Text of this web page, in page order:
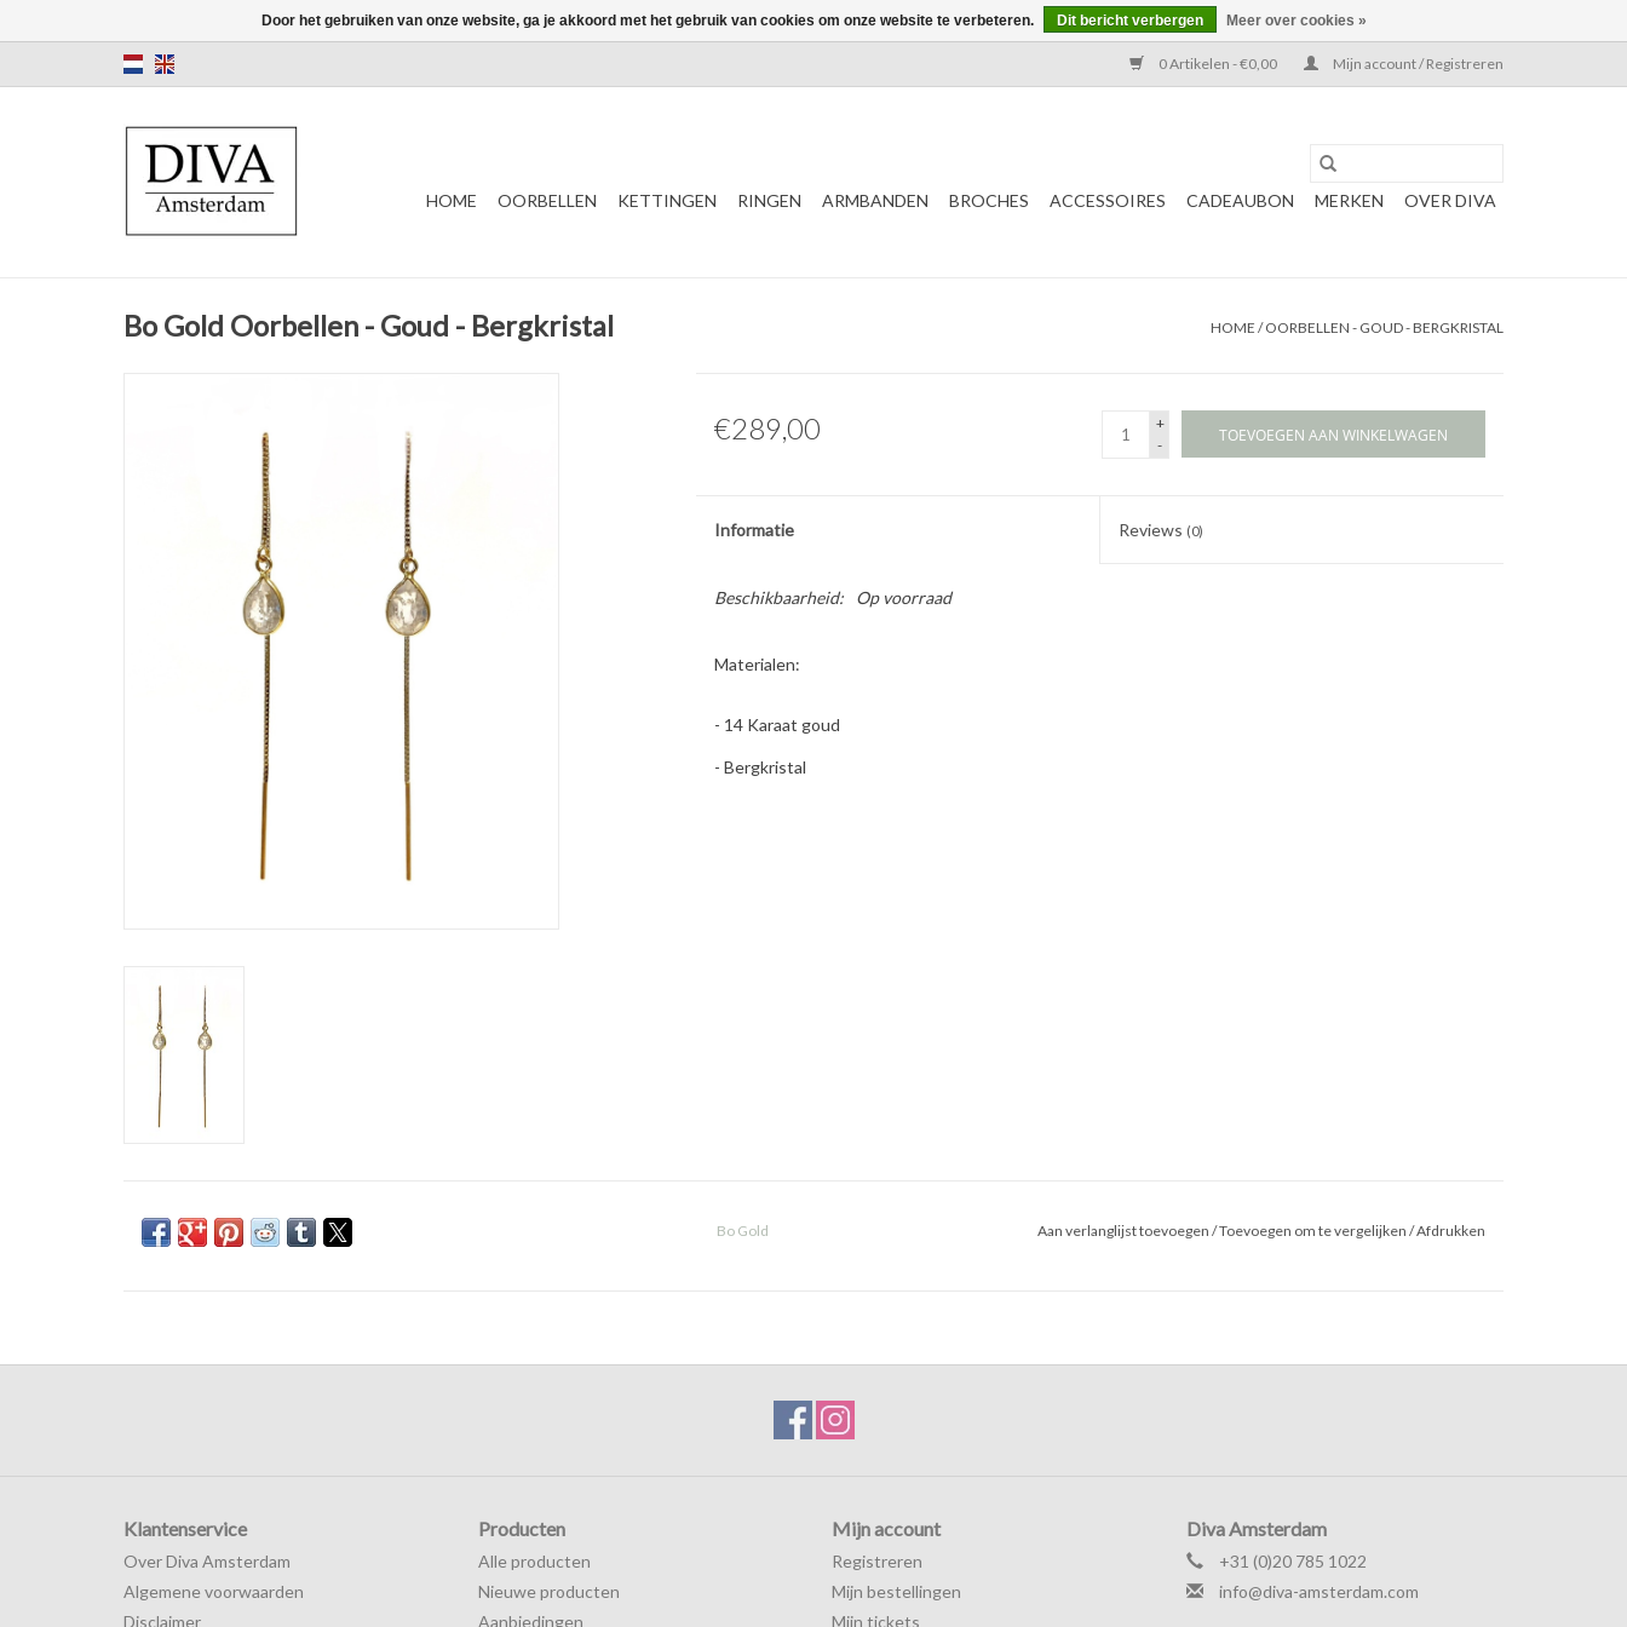
0 Artikelen - €0,00 Mijn account / Registreren
HOME OORBELLEN KETTINGEN RINGEN ARMBANDEN BROCHES ACCESSOIRES CADEAUBON MERKEN OVER DIVA
Bo Gold Oorbellen - Goud - Bergkristal HOME /OORBELLEN - GOUD - BERGKRISTAL
€289,00
+
-
TOEVOEGEN AAN WINKELWAGEN
Informatie Reviews (0)
Beschikbaarheid: Op voorraad
Materialen:
- 14 Karaat goud
- Bergkristal
Bo Gold Aan verlanglijst toevoegen /Toevoegen om te vergelijken /Afdrukken
Klantenservice
Over Diva Amsterdam
Algemene voorwaarden
Disclaimer
Producten
Alle producten
Nieuwe producten
Aanbiedingen
Mijn account
Registreren
Mijn bestellingen
Mijn tickets
Diva Amsterdam
+31 (0)20 785 1022
info@diva-amsterdam.com
Door het gebruiken van onze website, ga je akkoord met het gebruik van cookies om onze website te verbeteren. Dit bericht verbergen Meer over cookies »